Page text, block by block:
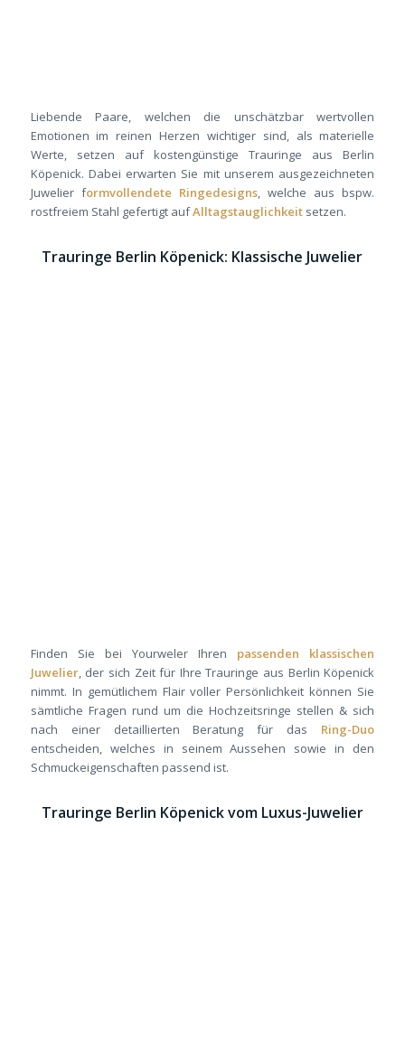
Liebende Paare, welchen die unschätzbar wertvollen
Emotionen im reinen Herzen wichtiger sind, als materielle
Werte, setzen auf kostengünstige Trauringe aus Berlin
Köpenick. Dabei erwarten Sie mit unserem ausgezeichneten
Juwelier formvollendete Ringedesigns, welche aus bspw.
rostfreiem Stahl gefertigt aufAlltagstauglichkeitsetzen.
Trauringe Berlin Köpenick: Klassische Juwelier
Finden Sie bei Yourweler Ihren passenden klassischen
Juwelier, der sich Zeit für Ihre Trauringe aus Berlin Köpenick
nimmt. In gemütlichem Flair voller Persönlichkeit können Sie
sämtliche Fragen rund um die Hochzeitsringe stellen & sich
nach einer detaillierten Beratung für das Ring-Duo
entscheiden, welches in seinem Aussehen sowie in den
Schmuckeigenschaften passend ist.
Trauringe Berlin Köpenick vom Luxus-Juwelier